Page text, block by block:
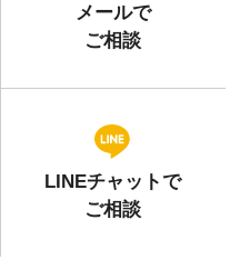
メールで
ご相談
LINEチャットで
ご相談